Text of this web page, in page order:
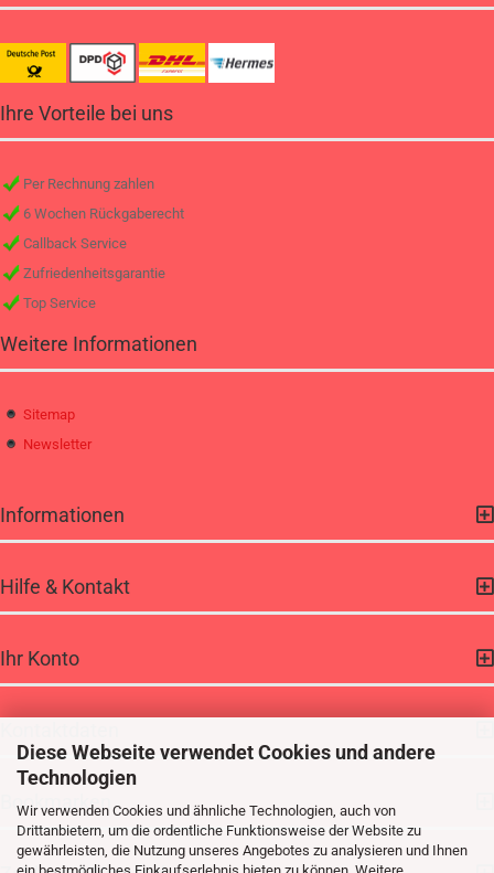
Diese Webseite verwendet Cookies und andere
Technologien
Wir verwenden Cookies und ähnliche Technologien, auch von
Drittanbietern, um die ordentliche Funktionsweise der Website zu
gewährleisten, die Nutzung unseres Angebotes zu analysieren und Ihnen
Ihre Vorteile bei uns
Per Rechnung zahlen
6 Wochen Rückgaberecht
Callback Service
Zufriedenheitsgarantie
Top Service
Weitere Informationen
Sitemap
Newsletter
Informationen
Hilfe & Kontakt
Ihr Konto
Bookmarken